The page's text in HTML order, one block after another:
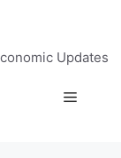
Updates
Menu